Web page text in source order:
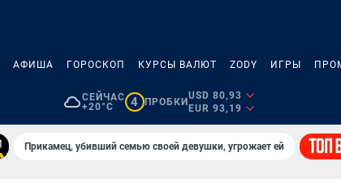
АФИША ГОРОСКОП КУРСЫ ВАЛЮТ ZODY ИГРЫ
СЕЙЧАС
+20°C
4 ПРОБКИ
USD 80,93
EUR 93,19
Прикамец, убивший семью своей девушки, угрожает ей